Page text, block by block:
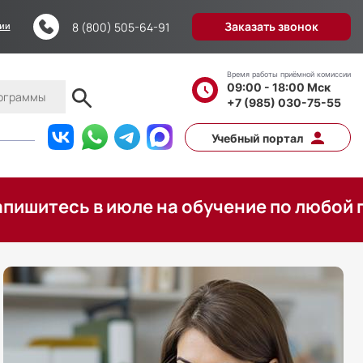
8 (800) 505-64-91 Заказать звонок
Время работы приёмной комиссии
09:00 - 18:00 Мск
+7 (985) 030-75-55
Учебный портал
в июле на обучение по любой